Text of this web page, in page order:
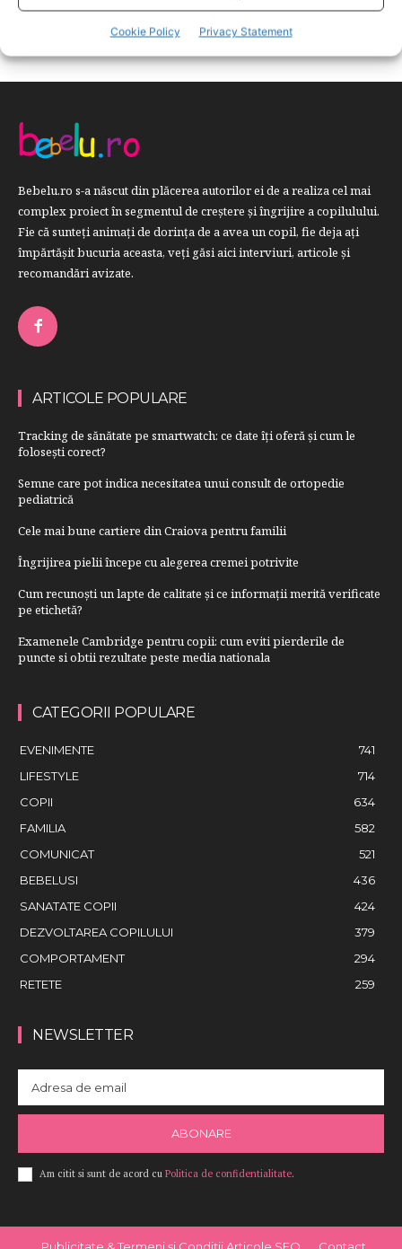
Cookie Policy Privacy Statement
RETETE
259
Bebelu.ro s-a născut din plăcerea autorilor ei de a realiza cel mai
complex proiect în segmentul de creştere şi îngrijire a copilulului.
Fie că sunteţi animaţi de dorinţa de a avea un copil, fie deja aţi
împărtăşit bucuria aceasta, veți găsi aici interviuri, articole şi
recomandări avizate.
ARTICOLE POPULARE
Tracking de sănătate pe smartwatch: ce date îți oferă și cum le
folosești corect?
Semne care pot indica necesitatea unui consult de ortopedie
pediatrică
Cele mai bune cartiere din Craiova pentru familii
Îngrijirea pielii începe cu alegerea cremei potrivite
Cum recunoști un lapte de calitate și ce informații merită verificate
pe etichetă?
Examenele Cambridge pentru copii: cum eviti pierderile de
puncte si obtii rezultate peste media nationala
CATEGORII POPULARE
EVENIMENTE
741
LIFESTYLE
714
COPII
634
FAMILIA
582
COMUNICAT
521
BEBELUSI
436
SANATATE COPII
424
DEZVOLTAREA COPILULUI
379
COMPORTAMENT
294
RETETE
259
NEWSLETTER
ABONARE
Am citit si sunt de acord cu Politica de confidentialitate.
Publicitate & Termeni și Condiții Articole SEO Contact